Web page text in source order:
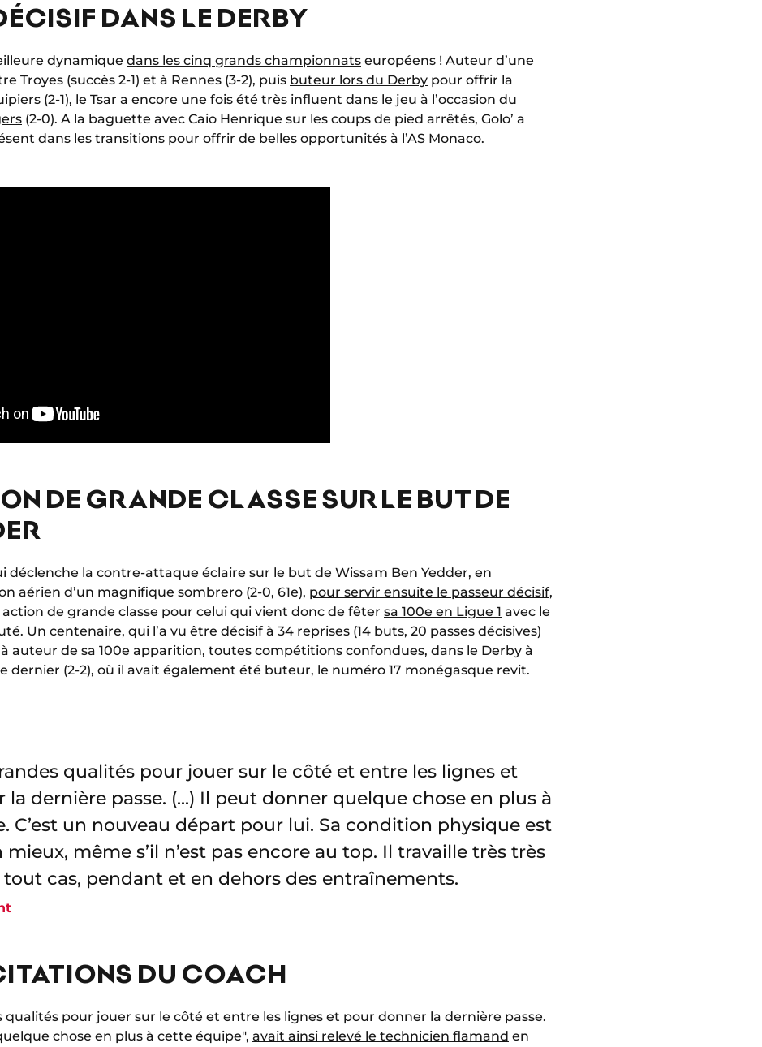
DANS LE DERBY
dynamique dans les cinq grands championnats européens ! Auteur d’une
Troyes (succès 2-1) et à Rennes (3-2), puis buteur lors du Derby pour offrir la
(2-1), le Tsar a encore une fois été très influent dans le jeu à l’occasion du
(2-0). A la baguette avec Caio Henrique sur les coups de pied arrêtés, Golo’ a
dans les transitions pour offrir de belles opportunités à l’AS Monaco.
DE GRANDE CLASSE SUR LE BUT DE
déclenche la contre-attaque éclaire sur le but de Wissam Ben Yedder, en
aérien d’un magnifique sombrero (2-0, 61e), pour servir ensuite le passeur décisif,
action de grande classe pour celui qui vient donc de fêter sa 100e en Ligue 1 avec le
Un centenaire, qui l’a vu être décisif à 34 reprises (14 buts, 20 passes décisives)
auteur de sa 100e apparition, toutes compétitions confondues, dans le Derby à
dernier (2-2), où il avait également été buteur, le numéro 17 monégasque revit.
qualités pour jouer sur le côté et entre les lignes et
la dernière passe. (...) Il peut donner quelque chose en plus à
C’est un nouveau départ pour lui. Sa condition physique est
même s’il n’est pas encore au top. Il travaille très très
cas, pendant et en dehors des entraînements.
DU COACH
qualités pour jouer sur le côté et entre les lignes et pour donner la dernière passe.
chose en plus à cette équipe", avait ainsi relevé le technicien flamand en